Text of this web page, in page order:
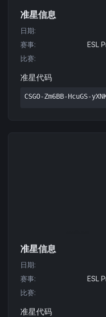
准星信息
日期:
赛事:
ESL
比赛:
准星代码
CSGO-Zm6BB-HcuGS-
准星信息
日期:
赛事:
ESL
比赛:
准星代码